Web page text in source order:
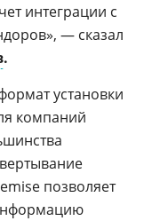
интеграции с
— сказал
.
установки
компаний
позволяет